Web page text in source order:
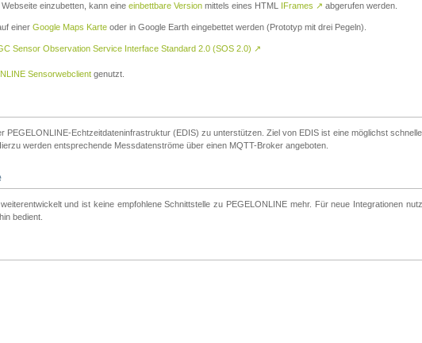
einzubetten, kann eine einbettbare Version mittels eines HTML IFrames ↗ abgerufen werden.
einer Google Maps Karte oder in Google Earth eingebettet werden (Prototyp mit drei Pegeln).
Sensor Observation Service Interface Standard 2.0 (SOS 2.0) ↗
Sensorwebclient genutzt.
PEGELONLINE-Echtzeitdateninfrastruktur (EDIS) zu unterstützen. Ziel von EDIS ist eine möglichst
werden entsprechende Messdatenströme über einen MQTT-Broker angeboten.
und ist keine empfohlene Schnittstelle zu PEGELONLINE mehr. Für neue Integrationen
bedient.